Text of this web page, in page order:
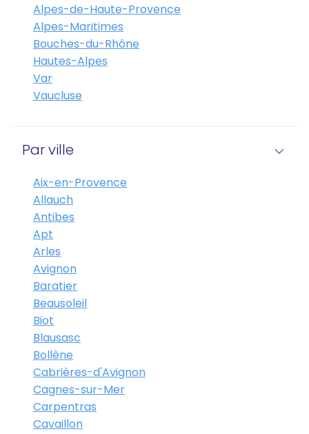
Alpes-de-Haute-Provence
Alpes-Maritimes
Bouches-du-Rhône
Hautes-Alpes
Var
Vaucluse
Par ville
Aix-en-Provence
Allauch
Antibes
Apt
Arles
Avignon
Baratier
Beausoleil
Biot
Blausasc
Bollène
Cabrières-d'Avignon
Cagnes-sur-Mer
Carpentras
Cavaillon